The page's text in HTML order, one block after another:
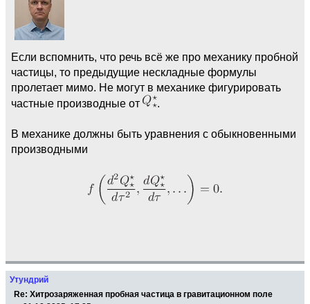
Если вспомнить, что речь всё же про механику пробной
частицы, то предыдущие нескладные формулы
пролетает мимо. Не могут в механике фигурировать
частные производные от
.
В механике должны быть уравнения с обыкновенными
производными
Утундрий
Re: Хитрозаряженная пробная частица в гравитационном поле